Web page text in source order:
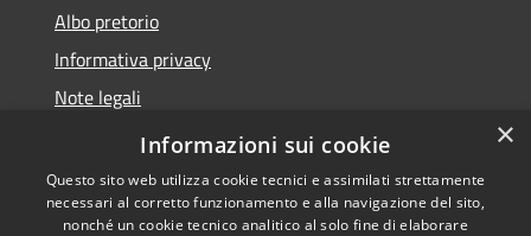
Albo pretorio
Informativa privacy
Note legali
Dichiarazione di accessibilità
×
Informazioni sui cookie
Questo sito web utilizza cookie tecnici e assimilati strettamente
necessari al corretto funzionamento e alla navigazione del sito,
nonché un cookie tecnico analitico al solo fine di elaborare